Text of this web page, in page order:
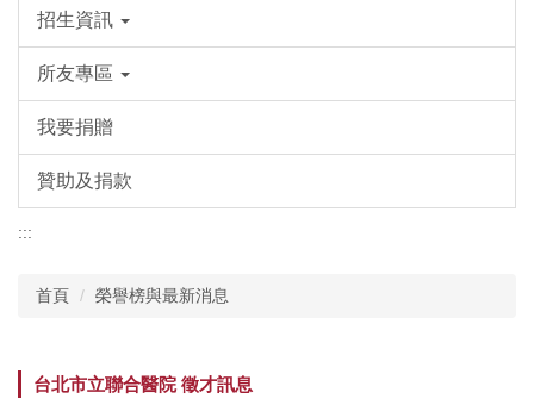
招生資訊
所友專區
我要捐贈
贊助及捐款
:::
首頁 榮譽榜與最新消息
台北市立聯合醫院 徵才訊息